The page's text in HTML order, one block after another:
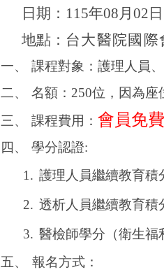
日期： 115年08月 02
地點： 台大醫院國際
一、 課程對象：護理人員
二、
名額： 250位 ， 因為座
三、
課程費用： 會員免
四、 學分認證:
1. 護理人員繼續教育積
2. 透析人員繼續教育積
3. 醫檢師學分（衛生福
五、
報名方式：